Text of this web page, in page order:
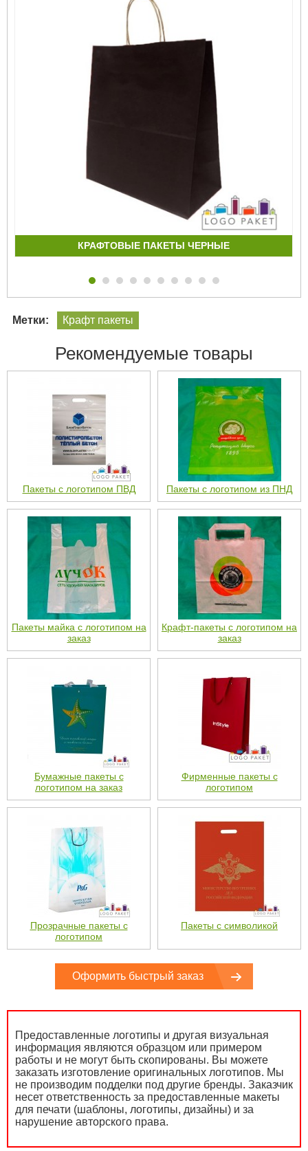
КРАФТОВЫЕ ПАКЕТЫ ЧЕРНЫЕ
Метки: Крафт пакеты
Рекомендуемые товары
Пакеты с логотипом ПВД Пакеты с логотипом из ПНД
Пакеты майка с логотипом на
заказ
Крафт-пакеты с логотипом на
заказ
Бумажные пакеты с
логотипом на заказ
Фирменные пакеты с
логотипом
Прозрачные пакеты с
логотипом
Пакеты с символикой
Оформить быстрый заказ
Предоставленные логотипы и другая визуальная
информация являются образцом или примером
работы и не могут быть скопированы. Вы можете
заказать изготовление оригинальных логотипов. Мы
не производим подделки под другие бренды. Заказчик
несет ответственность за предоставленные макеты
для печати (шаблоны, логотипы, дизайны) и за
нарушение авторского права.